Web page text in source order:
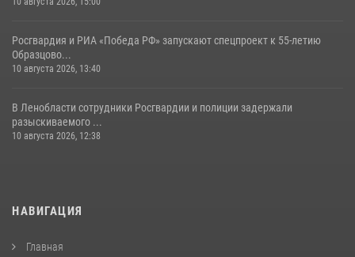
Росгвардия и РИА «Победа РФ» запускают спецпроект к 55-летию
Образцово...
10 августа 2026, 13:40
В Ленобласти сотрудники Росгвардии и полиции задержали
разыскиваемого ...
10 августа 2026, 12:38
НАВИГАЦИЯ
Главная